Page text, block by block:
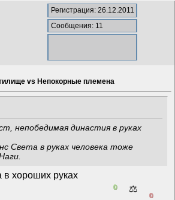
Регистрация: 26.12.2011
Сообщения: 11
vs Непокорные племена
непобедимая династия в руках
Света в руках человека тоже
в хороших руках
0 ⚖️
0